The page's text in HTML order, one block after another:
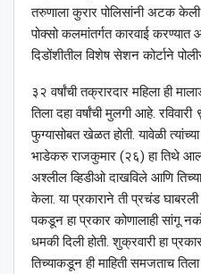
तरुणाला कुरार पोलिसांनी अटक केली
पोक्सो कलमांतर्गत कारवाई करण्यात
दिडोंशीतील विशेष सेशन कोर्टाने
३२ वर्षांची तक्रारदार महिला ही
तिला दहा वर्षांची मुलगी आहे.
फुग्यासोबत खेळत होती. यावेळी
भाडेकरु राजकुमार (२६) हा तिथे
अश्‍लील व्हिडीओ दाखविले आणि
केला. या प्रकाराने ती प्रचंड
पकडून हा प्रकार कोणालाही सांगू
धमकी दिली होती. शुक्रवारी हा
तिच्याकडून ही माहिती समजताच